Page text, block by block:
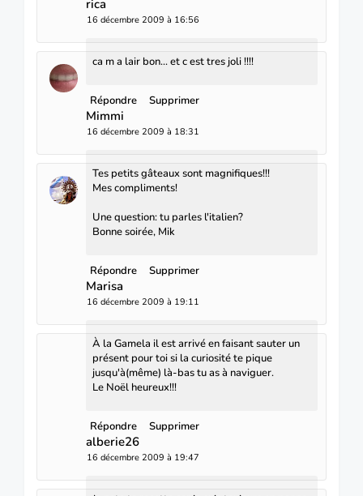
rica
16 décembre 2009 à 16:56
ca m a lair bon... et c est tres joli !!!!
Répondre Supprimer
Mimmi
16 décembre 2009 à 18:31
Tes petits gâteaux sont magnifiques!!!
Mes compliments!
Une question: tu parles l'italien?
Bonne soirée, Mik
Répondre Supprimer
Marisa
16 décembre 2009 à 19:11
À la Gamela il est arrivé en faisant sauter un
présent pour toi si la curiosité te pique
jusqu'à(même) là-bas tu as à naviguer.
Le Noël heureux!!!
Répondre Supprimer
alberie26
16 décembre 2009 à 19:47